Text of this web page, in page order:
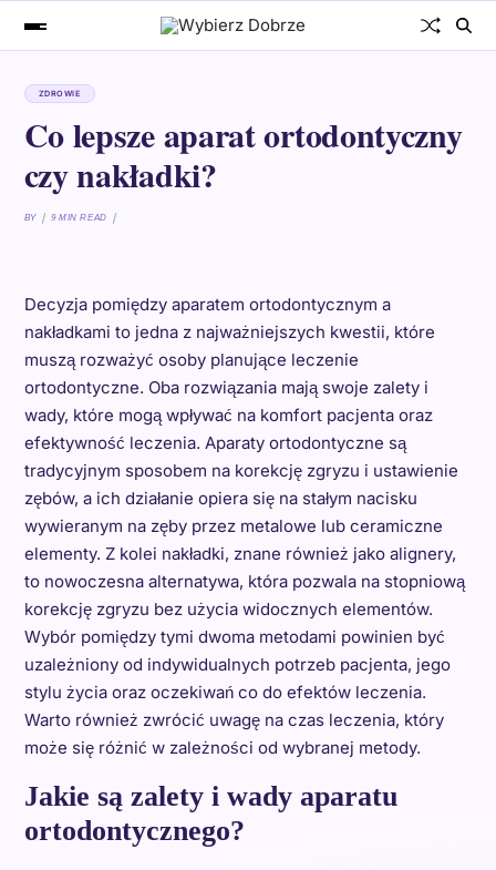
ZDROWIE
Co lepsze aparat ortodontyczny
czy nakładki?
BY 9 MIN READ
Decyzja pomiędzy aparatem ortodontycznym a
nakładkami to jedna z najważniejszych kwestii, które
muszą rozważyć osoby planujące leczenie
ortodontyczne. Oba rozwiązania mają swoje zalety i
wady, które mogą wpływać na komfort pacjenta oraz
efektywność leczenia. Aparaty ortodontyczne są
tradycyjnym sposobem na korekcję zgryzu i ustawienie
zębów, a ich działanie opiera się na stałym nacisku
wywieranym na zęby przez metalowe lub ceramiczne
elementy. Z kolei nakładki, znane również jako alignery,
to nowoczesna alternatywa, która pozwala na stopniową
korekcję zgryzu bez użycia widocznych elementów.
Wybór pomiędzy tymi dwoma metodami powinien być
uzależniony od indywidualnych potrzeb pacjenta, jego
stylu życia oraz oczekiwań co do efektów leczenia.
Warto również zwrócić uwagę na czas leczenia, który
może się różnić w zależności od wybranej metody.
Jakie są zalety i wady aparatu
ortodontycznego?